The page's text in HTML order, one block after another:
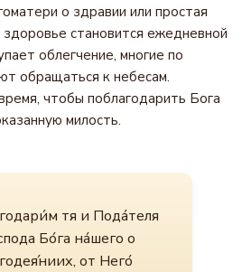
о здравии или простая
становится ежедневной
облегчение, многие по
обращаться к небесам.
чтобы поблагодарить Бога
милость.
тя и Пода́теля
Бо́га на́шего о
от Него́